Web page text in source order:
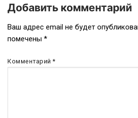
Добавить комментарий
Ваш адрес email не будет
помечены *
Комментарий*